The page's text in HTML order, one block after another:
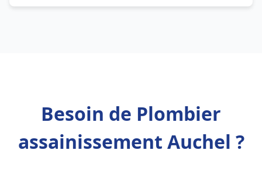
Besoin de Plombier
assainissement Auchel ?